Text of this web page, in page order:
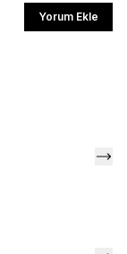
Yorum Ekle